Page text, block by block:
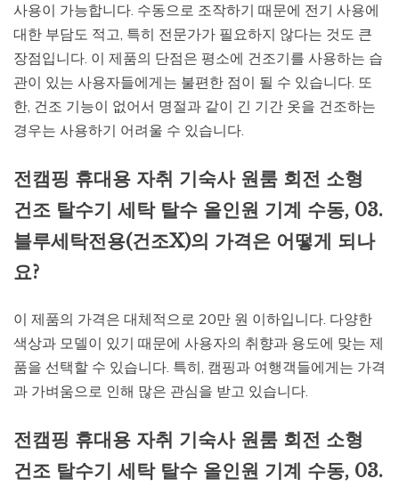
사용이 가능합니다. 수동으로 조작하기 때문에 전기 사용에
대한 부담도 적고, 특히 전문가가 필요하지 않다는 것도 큰
장점입니다. 이 제품의 단점은 평소에 건조기를 사용하는 습
관이 있는 사용자들에게는 불편한 점이 될 수 있습니다. 또
한, 건조 기능이 없어서 명절과 같이 긴 기간 옷을 건조하는
경우는 사용하기 어려울 수 있습니다.
전캠핑 휴대용 자취 기숙사 원룸 회전 소형
건조 탈수기 세탁 탈수 올인원 기계 수동, 03.
블루세탁전용(건조X)의 가격은 어떻게 되나
요?
이 제품의 가격은 대체적으로 20만 원 이하입니다. 다양한
색상과 모델이 있기 때문에 사용자의 취향과 용도에 맞는 제
품을 선택할 수 있습니다. 특히, 캠핑과 여행객들에게는 가격
과 가벼움으로 인해 많은 관심을 받고 있습니다.
전캠핑 휴대용 자취 기숙사 원룸 회전 소형
건조 탈수기 세탁 탈수 올인원 기계 수동, 03.